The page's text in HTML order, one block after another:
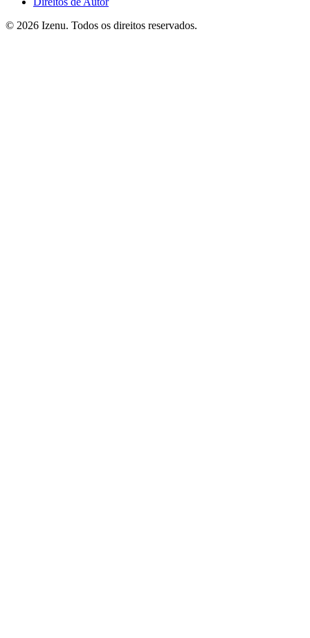
© 2026 Izenu. Todos os direitos reservados.